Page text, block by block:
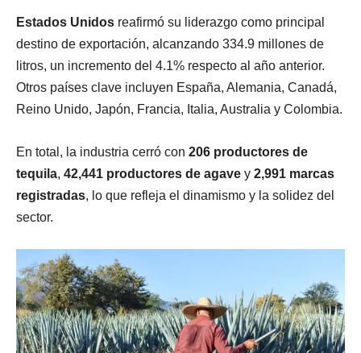
Estados Unidos reafirmó su liderazgo como principal
destino de exportación, alcanzando 334.9 millones de
litros, un incremento del 4.1% respecto al año anterior.
Otros países clave incluyen España, Alemania, Canadá,
Reino Unido, Japón, Francia, Italia, Australia y Colombia.
En total, la industria cerró con 206 productores de
tequila, 42,441 productores de agave y 2,991 marcas
registradas, lo que refleja el dinamismo y la solidez del
sector.